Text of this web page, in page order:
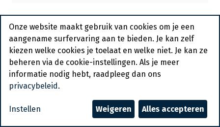
Bedrukte Tipzakken Op Naam
B26 = N°23 2000st Simon
Virginie
Bestelartikel
Algemene voorwaarden
Onze website maakt gebruik van cookies om je een
aangename surfervaring aan te bieden. Je kan zelf
kiezen welke cookies je toelaat en welke niet. Je kan ze
beheren via de cookie-instellingen. Als je meer
informatie nodig hebt, raadpleeg dan ons
privacybeleid .
Instellen Weigeren Alles accepteren